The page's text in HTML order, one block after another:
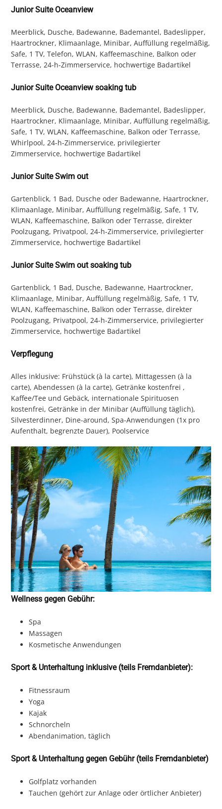
Junior Suite Oceanview
Meerblick, Dusche, Badewanne, Bademantel, Badeslipper,
Haartrockner, Klimaanlage, Minibar, Auffüllung regelmäßig,
Safe, 1 TV, Telefon, WLAN, Kaffeemaschine, Balkon oder
Terrasse, 24-h-Zimmerservice, hochwertige Badartikel
Junior Suite Oceanview soaking tub
Meerblick, Dusche, Badewanne, Bademantel, Badeslipper,
Haartrockner, Klimaanlage, Minibar, Auffüllung regelmäßig,
Safe, 1 TV, WLAN, Kaffeemaschine, Balkon oder Terrasse,
Whirlpool, 24-h-Zimmerservice, privilegierter
Zimmerservice, hochwertige Badartikel
Junior Suite Swim out
Gartenblick, 1 Bad, Dusche oder Badewanne, Haartrockner,
Klimaanlage, Minibar, Auffüllung regelmäßig, Safe, 1 TV,
WLAN, Kaffeemaschine, Balkon oder Terrasse, direkter
Poolzugang, Privatpool, 24-h-Zimmerservice, privilegierter
Zimmerservice, hochwertige Badartikel
Junior Suite Swim out soaking tub
Gartenblick, 1 Bad, Dusche, Badewanne, Haartrockner,
Klimaanlage, Minibar, Auffüllung regelmäßig, Safe, 1 TV,
WLAN, Kaffeemaschine, Balkon oder Terrasse, direkter
Poolzugang, Privatpool, 24-h-Zimmerservice, privilegierter
Zimmerservice, hochwertige Badartikel
Verpflegung
Alles inklusive: Frühstück (à la carte), Mittagessen (à la
carte), Abendessen (à la carte), Getränke kostenfrei ,
Kaffee/Tee und Gebäck, internationale Spirituosen
kostenfrei, Getränke in der Minibar (Auffüllung täglich),
Silvesterdinner, Dine-around, Spa-Anwendungen (1x pro
Aufenthalt, begrenzte Dauer), Poolservice
Wellness gegen Gebühr:
Spa
Massagen
Kosmetische Anwendungen
Sport & Unterhaltung inklusive (teils Fremdanbieter):
Fitnessraum
Yoga
Kajak
Schnorcheln
Abendanimation, täglich
Sport & Unterhaltung gegen Gebühr (teils Fremdanbieter)
Golfplatz vorhanden
Tauchen (gehört zur Anlage oder örtlicher Anbieter)